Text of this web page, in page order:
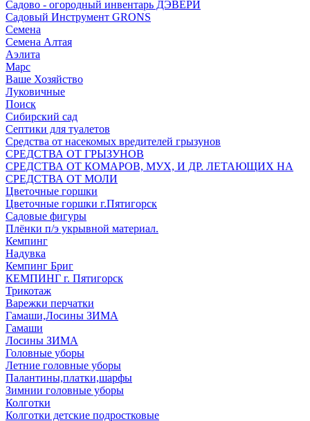
Садово - огородный инвентарь ДЭВЕРИ
Садовый Инструмент GRONS
Семена
Семена Алтая
Аэлита
Марс
Ваше Хозяйство
Луковичные
Поиск
Сибирский сад
Септики для туалетов
Средства от насекомых вредителей грызунов
СPEДСТВА ОТ ГРЫЗУНОВ
СРЕДСТВА ОТ КОМАРОВ, МУХ, И ДР. ЛЕТАЮЩИХ НА
СРЕДСТВА ОТ МОЛИ
Цветочные горшки
Цветочные горшки г.Пятигорск
Садовые фигуры
Плёнки п/э укрывной материал.
Кемпинг
Надувка
Кемпинг Бриг
КЕМПИНГ г. Пятигорск
Трикотаж
Варежки перчатки
Гамаши,Лосины ЗИМА
Гамаши
Лосины ЗИМА
Головные уборы
Летние головные уборы
Палантины,платки,шарфы
Зимнии головные уборы
Колготки
Колготки детские подростковые